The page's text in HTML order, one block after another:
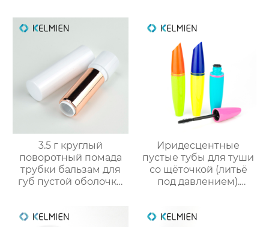
пластик упаковка
снарядов
3.5 г круглый
поворотный помада
трубки бальзам для
губ пустой оболочки
Иридесцентные
пустые тубы для туши
со щёточкой (литьё
под давлением).
производителя